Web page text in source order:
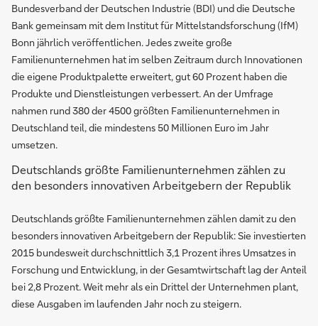
Bundesverband der Deutschen Industrie (BDI) und die Deutsche
Bank gemeinsam mit dem Institut für Mittelstandsforschung (IfM)
Bonn jährlich veröffentlichen. Jedes zweite große
Familienunternehmen hat im selben Zeitraum durch Innovationen
die eigene Produktpalette erweitert, gut 60 Prozent haben die
Produkte und Dienstleistungen verbessert. An der Umfrage
nahmen rund 380 der 4500 größten Familienunternehmen in
Deutschland teil, die mindestens 50 Millionen Euro im Jahr
umsetzen.
Deutschlands größte Familienunternehmen zählen zu
den besonders innovativen Arbeitgebern der Republik
Deutschlands größte Familienunternehmen zählen damit zu den
besonders innovativen Arbeitgebern der Republik: Sie investierten
2015 bundesweit durchschnittlich 3,1 Prozent ihres Umsatzes in
Forschung und Entwicklung, in der Gesamtwirtschaft lag der Anteil
bei 2,8 Prozent. Weit mehr als ein Drittel der Unternehmen plant,
diese Ausgaben im laufenden Jahr noch zu steigern.